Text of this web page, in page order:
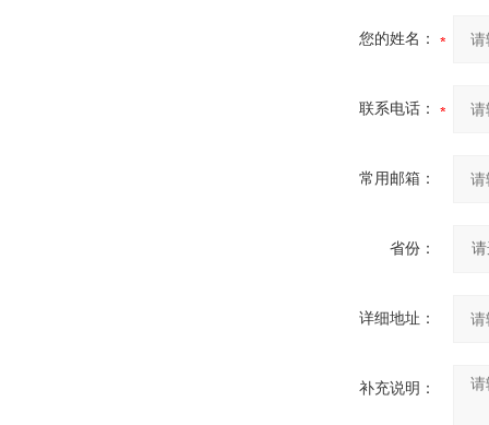
您的姓名：
联系电话：
常用邮箱：
省份：
详细地址：
补充说明：